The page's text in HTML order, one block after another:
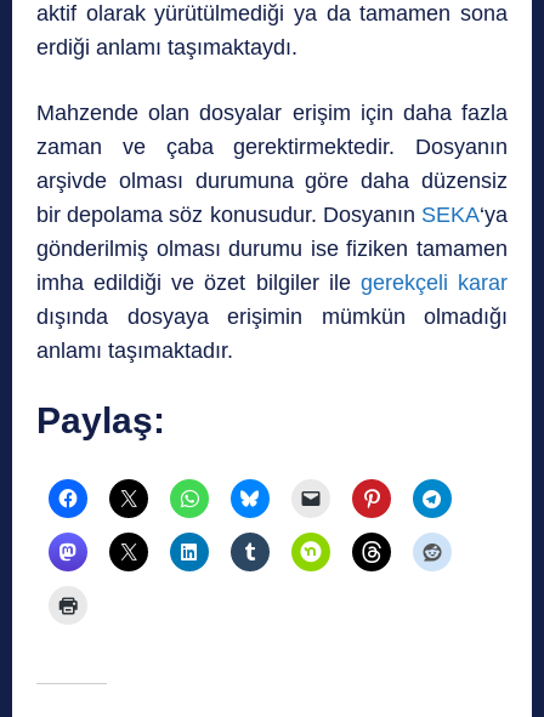
aktif olarak yürütülmediği ya da tamamen sona
erdiği anlamı taşımaktaydı.
Mahzende olan dosyalar erişim için daha fazla
zaman ve çaba gerektirmektedir. Dosyanın
arşivde olması durumuna göre daha düzensiz
bir depolama söz konusudur. Dosyanın SEKA‘ya
gönderilmiş olması durumu ise fiziken tamamen
imha edildiği ve özet bilgiler ilegerekçeli karar
dışında dosyaya erişimin mümkün olmadığı
anlamı taşımaktadır.
Paylaş: